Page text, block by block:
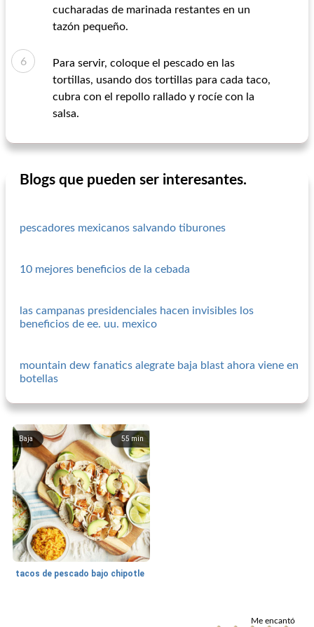
cucharadas de marinada restantes en un
tazón pequeño.
Para servir, coloque el pescado en las
tortillas, usando dos tortillas para cada taco,
cubra con el repollo rallado y rocíe con la
salsa.
Blogs que pueden ser interesantes.
pescadores mexicanos salvando tiburones
10 mejores beneficios de la cebada
las campanas presidenciales hacen invisibles los
beneficios de ee. uu. mexico
mountain dew fanatics alegrate baja blast ahora viene en
botellas
55min
Baja
tacos de pescado bajo chipotle
Me encantó